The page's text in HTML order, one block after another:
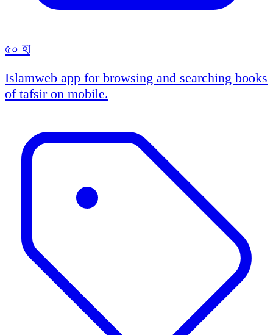
৫০ হা
Islamweb app for browsing and searching books
of tafsir on mobile.